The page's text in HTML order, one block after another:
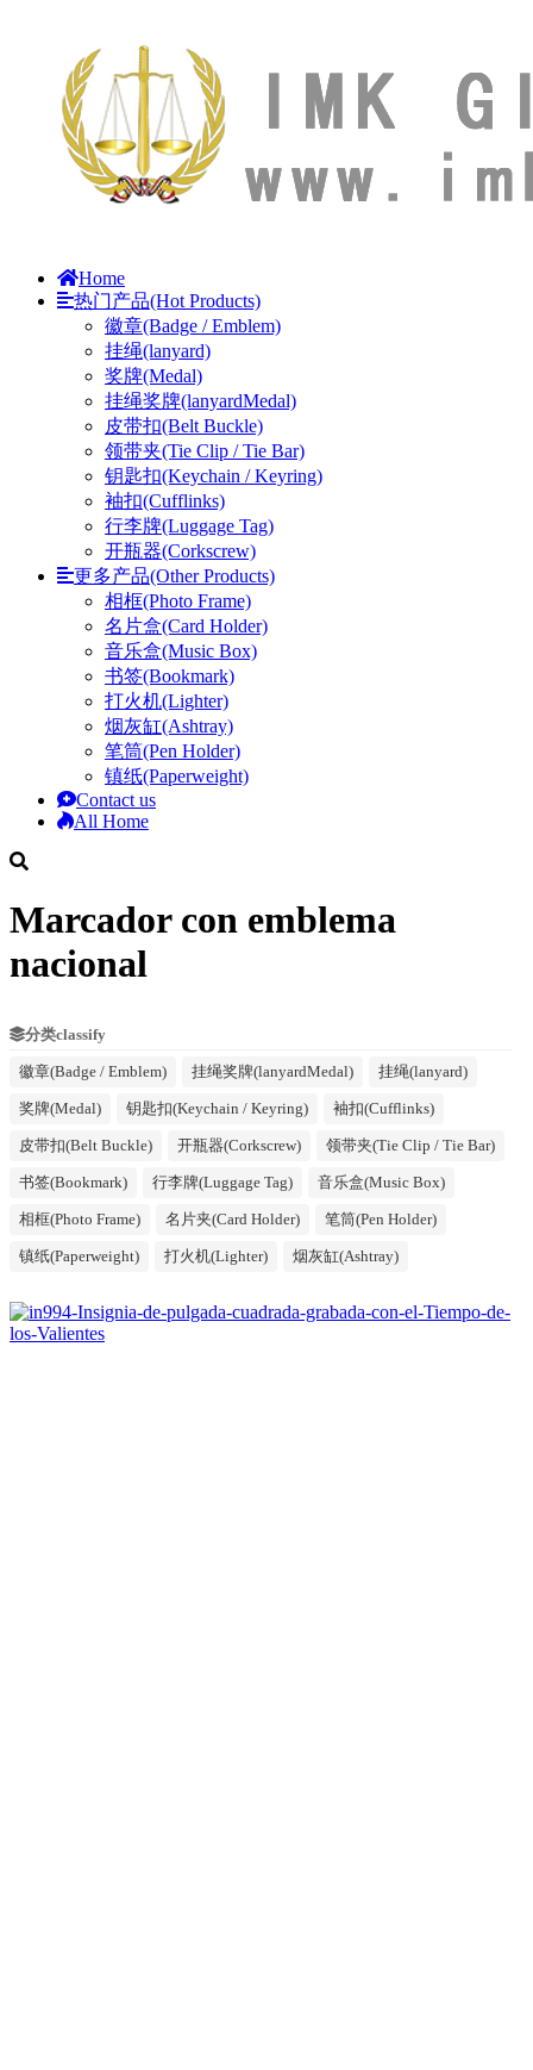
Home
热门产品(Hot Products)
徽章(Badge / Emblem)
挂绳(lanyard)
奖牌(Medal)
挂绳奖牌(lanyardMedal)
皮带扣(Belt Buckle)
领带夹(Tie Clip / Tie Bar)
钥匙扣(Keychain / Keyring)
袖扣(Cufflinks)
行李牌(Luggage Tag)
开瓶器(Corkscrew)
更多产品(Other Products)
相框(Photo Frame)
名片盒(Card Holder)
音乐盒(Music Box)
书签(Bookmark)
打火机(Lighter)
烟灰缸(Ashtray)
笔筒(Pen Holder)
镇纸(Paperweight)
Contact us
All Home
Marcador con emblema
nacional
分类classify
徽章(Badge / Emblem) 挂绳奖牌(lanyardMedal) 挂绳(lanyard)
奖牌(Medal) 钥匙扣(Keychain / Keyring) 袖扣(Cufflinks)
皮带扣(Belt Buckle) 开瓶器(Corkscrew) 领带夹(Tie Clip / Tie Bar)
书签(Bookmark) 行李牌(Luggage Tag) 音乐盒(Music Box)
相框(Photo Frame) 名片夹(Card Holder) 笔筒(Pen Holder)
镇纸(Paperweight) 打火机(Lighter) 烟灰缸(Ashtray)